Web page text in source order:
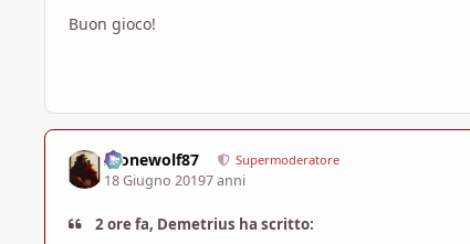
Buon gioco!
Alonewolf87 Supermoderatore
18 Giugno 20197 anni
2 ore fa, Demetrius ha scritto: